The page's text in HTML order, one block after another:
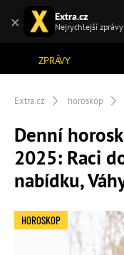
ZPRÁVY
Extra.cz horoskop
Denní
2025: Raci
nabídku,
HOROSKOP
× Extra.cz
Nejrychlejší